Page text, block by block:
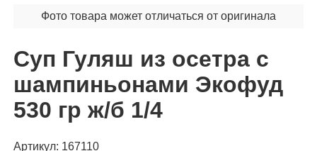
Фото товара может отличаться от оригинала
Суп Гуляш из осетра с
шампиньонами Экофуд
530 гр ж/б 1/4
Артикул: 167110